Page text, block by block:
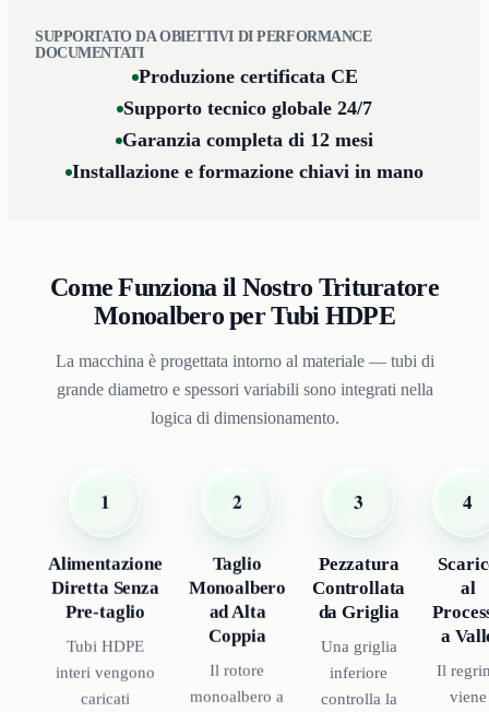
SUPPORTATO DA OBIETTIVI DI PERFORMANCE
DOCUMENTATI
Produzione certificata CE
Supporto tecnico globale 24/7
Garanzia completa di 12 mesi
Installazione e formazione chiavi in mano
Come Funziona il Nostro Trituratore
Monoalbero per Tubi HDPE
La macchina è progettata intorno al materiale — tubi di
grande diametro e spessori variabili sono integrati nella
logica di dimensionamento.
1
Alimentazione
Diretta Senza
Pre-taglio
Tubi HDPE
interi vengono
caricati
2
Taglio
Monoalbero
ad Alta
Coppia
Il rotore
monoalbero a
3
Pezzatura
Controllata
da Griglia
Una griglia
inferiore
controlla la
4
al
a
Il
viene